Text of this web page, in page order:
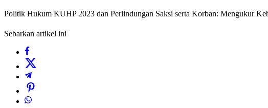
Politik Hukum KUHP 2023 dan Perlindungan Saksi serta Korban: Mengukur
Sebarkan artikel ini